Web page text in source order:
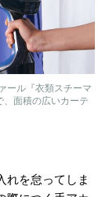
ール『衣類スチーマ
面積の広いカーテ
れを怠ってしま